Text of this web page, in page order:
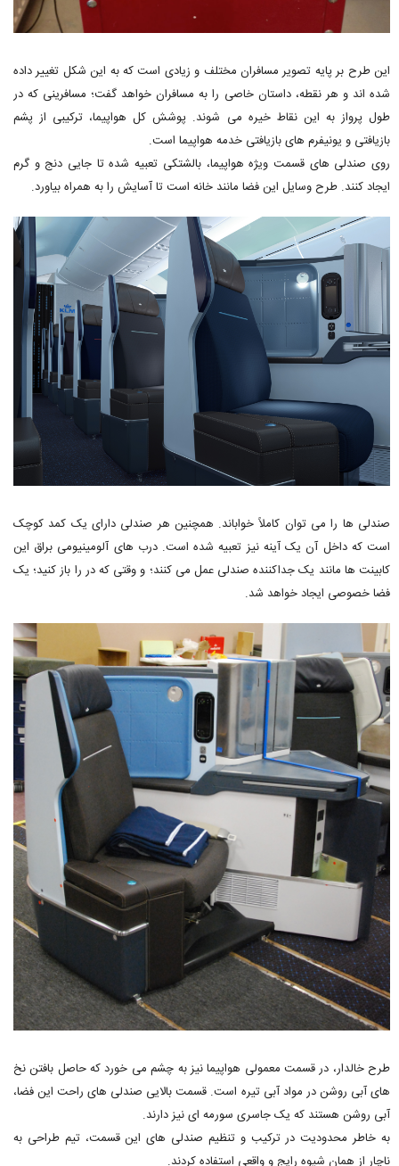
این طرح بر پایه تصویر مسافران مختلف و زیادی است که به این شکل تغییر داده
شده اند و هر نقطه، داستان خاصی را به مسافران خواهد گفت؛ مسافرینی که در
طول پرواز به این نقاط خیره می شوند. پوشش کل هواپیما، ترکیبی از پشم
بازیافتی و یونیفرم های بازیافتی خدمه هواپیما است.
روی صندلی های قسمت ویژه هواپیما، بالشتکی تعبیه شده تا جایی دنج و گرم
ایجاد کنند. طرح وسایل این فضا مانند خانه است تا آسایش را به همراه بیاورد.
صندلی ها را می توان کاملاً خواباند. همچنین هر صندلی دارای یک کمد کوچک
است که داخل آن یک آینه نیز تعبیه شده است. درب های آلومینیومی براق این
کابینت ها مانند یک جداکننده صندلی عمل می کنند؛ و وقتی که در را باز کنید؛ یک
فضا خصوصی ایجاد خواهد شد.
طرح خالدار، در قسمت معمولی هواپیما نیز به چشم می خورد که حاصل بافتن نخ
های آبی روشن در مواد آبی تیره است. قسمت بالایی صندلی های راحت این فضا،
آبی روشن هستند که یک جاسری سورمه ای نیز دارند.
به خاطر محدودیت در ترکیب و تنظیم صندلی های این قسمت، تیم طراحی به
ناچار از همان شیوه رایج و واقعی استفاده کردند.